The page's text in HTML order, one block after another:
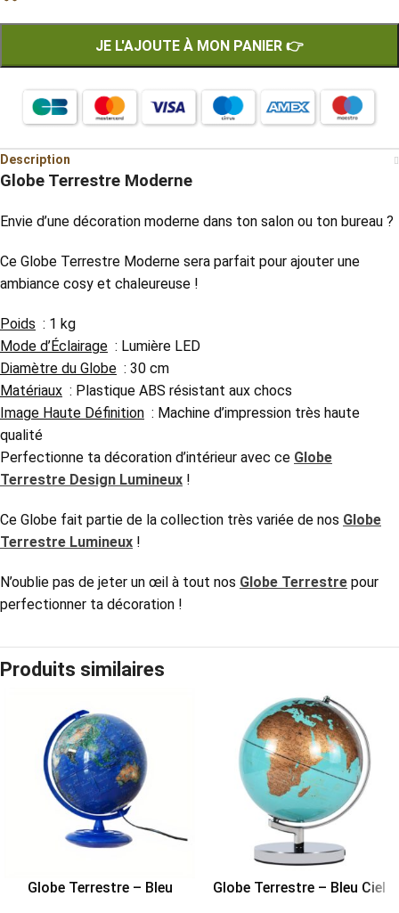
JE L'AJOUTE À MON PANIER 👉
Description
Globe Terrestre Moderne
Envie d’une décoration moderne dans ton salon ou ton bureau ?
Ce Globe Terrestre Moderne sera parfait pour ajouter une
ambiance cosy et chaleureuse !
Poids : 1 kg
Mode d’Éclairage : Lumière LED
Diamètre du Globe : 30 cm
Matériaux : Plastique ABS résistant aux chocs
Image Haute Définition : Machine d’impression très haute
qualité
Perfectionne ta décoration d’intérieur avec ce Globe
Terrestre Design Lumineux !
Ce Globe fait partie de la collection très variée de nos Globe
Terrestre Lumineux !
N’oublie pas de jeter un œil à tout nos Globe Terrestre pour
perfectionner ta décoration !
Produits similaires
Globe Terrestre – Bleu Globe Terrestre – Bleu Ciel